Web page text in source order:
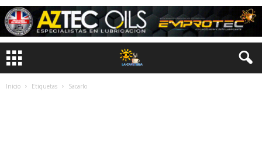
Inicio Etiquetas Sacarlo